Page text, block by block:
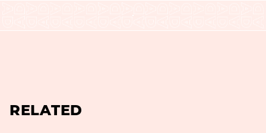
RELATED